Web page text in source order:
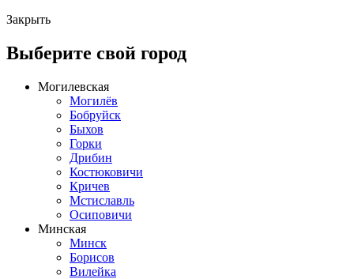
Закрыть
Выберите свой город
Могилевская
Могилёв
Бобруйск
Быхов
Горки
Дрибин
Костюковичи
Кричев
Мстиславль
Осиповичи
Минская
Минск
Борисов
Вилейка